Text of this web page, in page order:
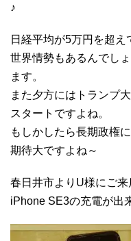
♪
日経平均が5万円を超え
世界情勢もあるんでし
ます。
また夕方にはトランプ
スタートですよね。
もしかしたら長期政権
期待大ですよね～
春日井市よりU様にご来
iPhone SE3の充電が出